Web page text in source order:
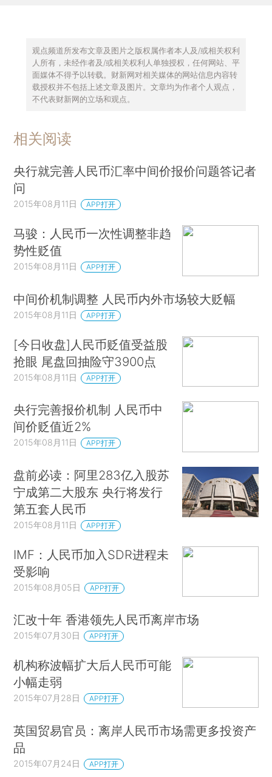
观点频道所发布文章及图片之版权属作者本人及/或相关权利
人所有，未经作者及/或相关权利人单独授权，任何网站、平
面媒体不得予以转载。财新网对相关媒体的网站信息内容转
载授权并不包括上述文章及图片。文章均为作者个人观点，
不代表财新网的立场和观点。
相关阅读
央行就完善人民币汇率中间价报价问题答记者
问
2015年08月11日 APP打开
马骏：人民币一次性调整非趋
势性贬值
2015年08月11日 APP打开
中间价机制调整 人民币内外市场较大贬幅
2015年08月11日 APP打开
[今日收盘]人民币贬值受益股
抢眼 尾盘回抽险守3900点
2015年08月11日 APP打开
央行完善报价机制 人民币中
间价贬值近2%
2015年08月11日 APP打开
盘前必读：阿里283亿入股苏
宁成第二大股东 央行将发行
第五套人民币
2015年08月11日 APP打开
IMF：人民币加入SDR进程未
受影响
2015年08月05日 APP打开
汇改十年 香港领先人民币离岸市场
2015年07月30日 APP打开
机构称波幅扩大后人民币可能
小幅走弱
2015年07月28日 APP打开
英国贸易官员：离岸人民币市场需更多投资产
品
2015年07月24日 APP打开